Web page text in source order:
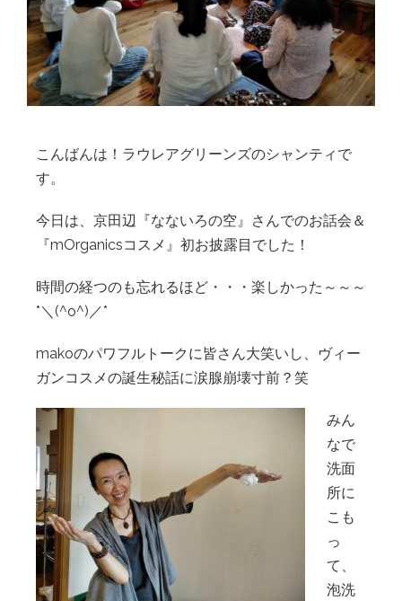
こんばんは！ラウレアグリーンズのシャンティで
す。
今日は、京田辺『なないろの空』さんでのお話会＆
『mOrganicsコスメ』初お披露目でした！
時間の経つのも忘れるほど・・・楽しかった～～～
*＼(^o^)／*
makoのパワフルトークに皆さん大笑いし、ヴィー
ガンコスメの誕生秘話に涙腺崩壊寸前？笑
みん
なで
洗面
所に
こも
っ
て、
泡洗